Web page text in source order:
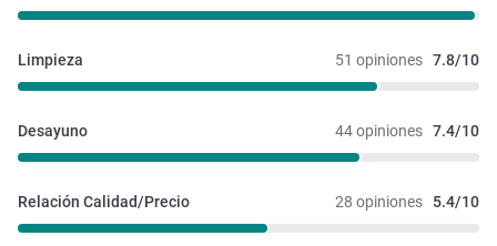
51 opiniones 7.8/10
Limpieza
44 opiniones 7.4/10
Desayuno
28 opiniones 5.4/10
Relación Calidad/Precio